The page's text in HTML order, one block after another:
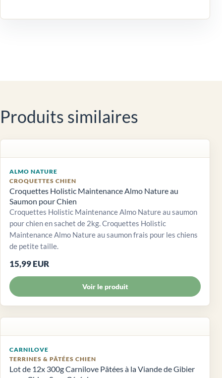
Produits similaires
ALMO NATURE
CROQUETTES CHIEN
Croquettes Holistic Maintenance Almo Nature au
Saumon pour Chien
Croquettes Holistic Maintenance Almo Nature au saumon
pour chien en sachet de 2kg. Croquettes Holistic
Maintenance Almo Nature au saumon frais pour les chiens
de petite taille.
15,99 EUR
Voir le produit
CARNILOVE
TERRINES & PÂTÉES CHIEN
Lot de 12x 300g Carnilove Pâtées à la Viande de Gibier